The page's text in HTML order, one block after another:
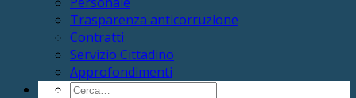
Trasparenza anticorruzione
Contratti
Servizio Cittadino
Approfondimenti
Cerca: